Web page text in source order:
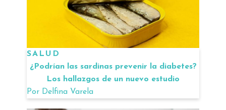
SALUD
¿Podrían las sardinas prevenir la diabetes?
Los hallazgos de un nuevo estudio
Por Delfina Varela